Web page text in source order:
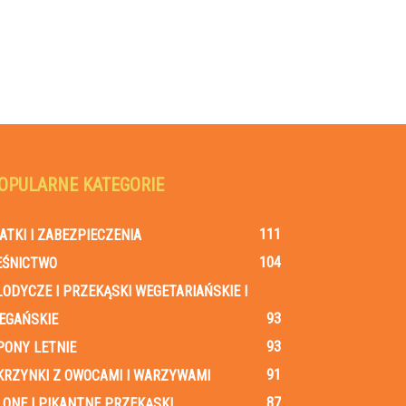
KATEGORIE
I ZABEZPIECZENIA
111
104
I PRZEKĄSKI WEGETARIAŃSKIE I
93
LETNIE
93
Z OWOCAMI I WARZYWAMI
91